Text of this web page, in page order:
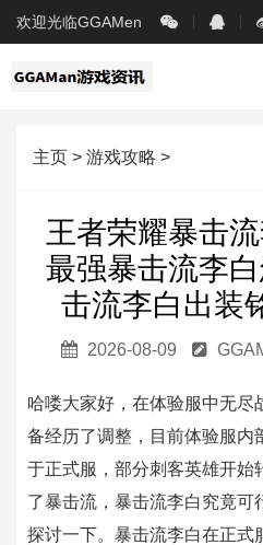
欢迎光临GGAMen
主页 > 游戏攻略 >
王者荣耀暴击
最强暴击流李
击流李白出装
2026-08-09
哈喽大家好，在体验服中无尽
备经历了调整，目前体验服内
于正式服，部分刺客英雄开始
了暴击流，暴击流李白究竟可
探讨一下。 暴击流李白在正式